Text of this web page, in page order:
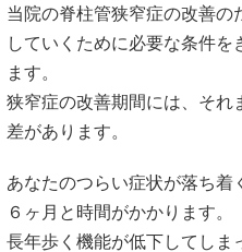
当院の脊柱管狭窄症の改善の
していくために必要な条件を
ます。
狭窄症の改善期間には、それ
差があります。
あなたのつらい症状が落ち着
６ヶ月と時間がかかります。
長年歩く機能が低下してしま